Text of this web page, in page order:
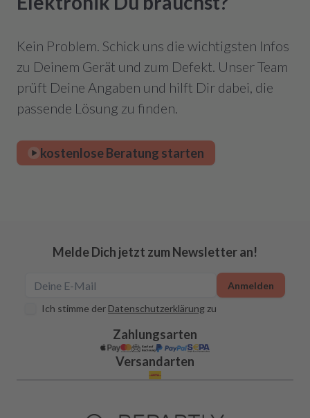
Kein Problem. Schick uns die wichtigsten Infos
zu Deinem Gerät und zum Defekt. Unser Team
prüft Deine Angaben und hilft Dir dabei, die
passende Lösung zu finden.
kostenlose Beratung starten
Melde Dich jetzt zum Newsletter an!
Ich stimme der Datenschutzerklärung zu
Anmelden
Zahlungsarten
Versandarten